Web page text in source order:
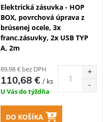
Elektrická zásuvka - HOP
BOX, povrchová úprava z
brúsenej ocele, 3x
franc.zásuvky, 2x USB TYP
A, 2m
89,98 € bez DPH
110,68 €/ ks
U Vás do týždňa
DO KOŠÍKA